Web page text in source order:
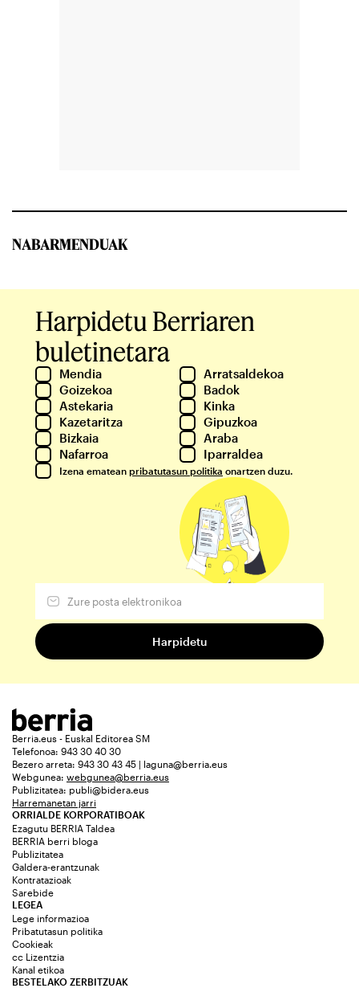
NABARMENDUAK
Harpidetu Berriaren
buletinetara
Mendia
Arratsaldekoa
Goizekoa
Badok
Astekaria
Kinka
Kazetaritza
Gipuzkoa
Bizkaia
Araba
Nafarroa
Iparraldea
Izena ematean pribatutasun politika onartzen duzu.
Berria.eus - Euskal Editorea SM
Telefonoa: 943 30 40 30
Bezero arreta: 943 30 43 45 | laguna@berria.eus
Webgunea: webgunea@berria.eus
Publizitatea: publi@bidera.eus
Harremanetan jarri
ORRIALDE KORPORATIBOAK
Ezagutu BERRIA Taldea
BERRIA berri bloga
Publizitatea
Galdera-erantzunak
Kontratazioak
Sarebide
LEGEA
Lege informazioa
Pribatutasun politika
Cookieak
cc Lizentzia
Kanal etikoa
BESTELAKO ZERBITZUAK